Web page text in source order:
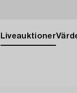
Liveauktioner